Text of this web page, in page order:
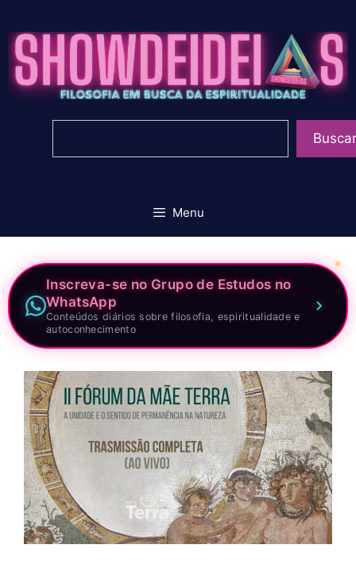
para
conteúdo
Buscar
Menu
Inscreva-se no Grupo de Estudos no
WhatsApp
Conteúdos diários sobre filosofia, espiritualidade e
autoconhecimento